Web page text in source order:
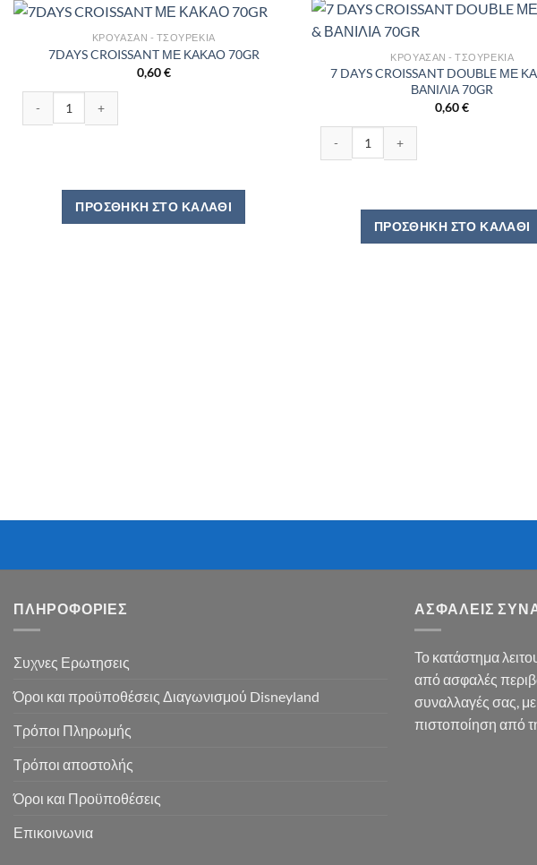
ΚΡΟΥΑΣΆΝ - ΤΣΟΥΡΈΚΙΑ
7DAYS CROISSANT ΜΕ ΚΑΚΑΟ 70GR
0,60€
ΠΡΟΣΘΉΚΗ ΣΤΟ ΚΑΛΆΘΙ
ΚΡΟΥΑΣΆΝ - ΤΣΟΥΡΈΚΙΑ
7 DAYS CROISSANT DOUΒLE ΜΕ
ΒΑΝΙΛΙΑ 70GR
0,60€
ΠΡΟΣΘΉΚΗ ΣΤΟ ΚΑΛΆΘΙ
ΠΛΗΡΟΦΟΡΙΕΣ
Συχνες Ερωτησεις
Όροι και προϋποθέσεις Διαγωνισμού Disneyland
Τρόποι Πληρωμής
Τρόποι αποστολής
Όροι και Προϋποθέσεις
Επικοινωνια
ΑΣΦΑΛΕΙΣ
Το κατάστημα
από ασφαλές
συναλλαγές σας,
πιστοποίηση από